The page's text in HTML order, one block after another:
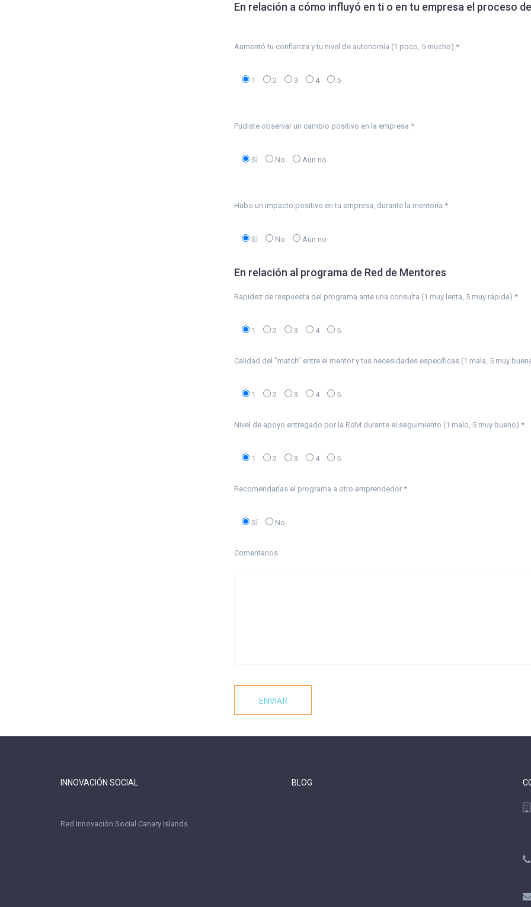
En relación a cómo influyó en ti o en tu empresa el proceso
Aumentó tu confianza y tu nivel de autonomía (1 poco, 5 mucho) *
1 2 3 4 5
Pudiste observar un cambio positivo en la empresa *
Sí No Aún no
Hubo un impacto positivo en tu empresa, durante la mentoría *
Sí No Aún no
En relación al programa de Red de Mentores
Rapidez de respuesta del programa ante una consulta (1 muy lenta, 5 muy rápida) *
1 2 3 4 5
Calidad del "match" entre el mentor y tus necesidades específicas (1 mala, 5 muy
1 2 3 4 5
Nivel de apoyo entregado por la RdM durante el seguimiento (1 malo, 5 muy bueno) *
1 2 3 4 5
Recomendarías el programa a otro emprendedor *
Sí No
Comentarios
INNOVACIÓN SOCIAL
Red Innovación Social Canary Islands
BLOG